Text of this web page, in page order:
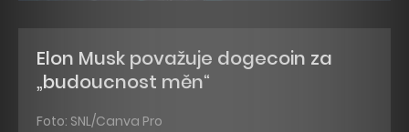
Elon Musk považuje dogecoin za
„budoucnost měn“
Foto: SNL/Canva Pro